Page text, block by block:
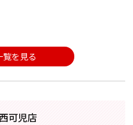
覧を見る
可児店